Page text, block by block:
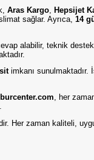
Aras Kargo Hepsijet
sağlar. Ayrıca, 14
alabilir, teknik
imkanı sunulmaktadır.
, her
Her zaman kaliteli,